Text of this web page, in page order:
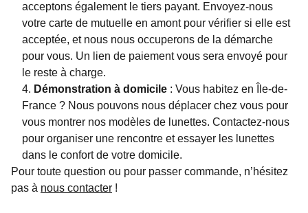
acceptons également le tiers payant. Envoyez-nous
votre carte de mutuelle en amont pour vérifier si elle est
acceptée, et nous nous occuperons de la démarche
pour vous. Un lien de paiement vous sera envoyé pour
le reste à charge.
Démonstration à domicile : Vous habitez en Île-de-
France ? Nous pouvons nous déplacer chez vous pour
vous montrer nos modèles de lunettes. Contactez-nous
pour organiser une rencontre et essayer les lunettes
dans le confort de votre domicile.
Pour toute question ou pour passer commande, n’hésitez
pas à nous contacter !